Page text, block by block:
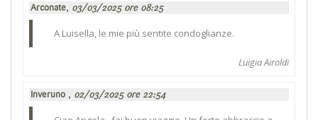
Arconate, 03/03/2025 ore 08:25
A Luisella, le mie più sentite condoglianze.
Luigia Airoldi
Inveruno , 02/03/2025 ore 22:54